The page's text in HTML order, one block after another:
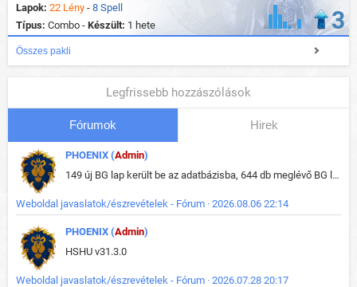
Lapok: 22 Lény - 8 Spell
Típus: Combo - Készült: 1 hete 3
Összes pakli
Legfrissebb hozzászólások
Fórumok Hirek
PHOENIX (Admin)
149 új BG lap került be az adatbázisba, 644 db meglévő BG lap módosult, bekerültek az új képek a megváltozott lapokhoz is.
Weboldal javaslatok/észrevételek - Fórum · 2026.08.06 22:14
PHOENIX (Admin)
HSHU v31.3.0
Weboldal javaslatok/észrevételek - Fórum · 2026.07.28 20:17